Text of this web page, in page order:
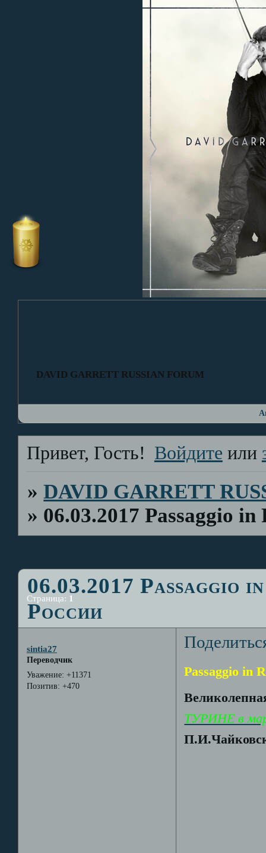
DAVID GARRETT RUSSIAN FORUM
Привет, Гость! Войдите или
»DAVID GARRETT
» 06.03.2017 Passaggio
06.03.2017 Passaggio
России
Страница: 1
sintia27
Переводчик
Уважение: +11371
Позитив: +470
Passaggio in
ТУРИНЕ в